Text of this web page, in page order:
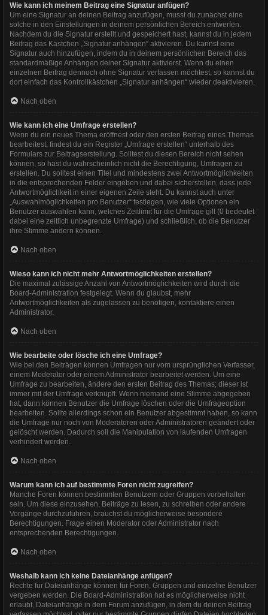
Wie kann ich meinem Beitrag eine Signatur anfügen?
Um eine Signatur an deinen Beitrag anzufügen, musst du zunächst eine
solche in den Einstellungen in deinem persönlichen Bereich entwerfen.
Nachdem du die Signatur erstellt und gespeichert hast, kannst du in jedem
Beitrag das Kästchen „Signatur anhängen“ aktivieren. Du kannst eine
Signatur auch hinzufügen, indem du in deinem persönlichen Bereich das
standardmäßige Anhängen deiner Signatur aktivierst. Wenn du einen
einzelnen Beitrag dennoch ohne Signatur verfassen möchtest, so kannst du
dort einfach das Kontrollkästchen „Signatur anhängen“ wieder deaktivieren.
Nach oben
Wie kann ich eine Umfrage erstellen?
Wenn du ein neues Thema eröffnest oder den ersten Beitrag eines Themas
bearbeitest, findest du ein Register „Umfrage erstellen“ unterhalb des
Formulars zur Beitragserstellung. Solltest du diesen Bereich nicht sehen
können, so hast du wahrscheinlich nicht die Berechtigung, Umfragen zu
erstellen. Du solltest einen Titel und mindestens zwei Antwortmöglichkeiten
in die entsprechenden Felder eingeben und dabei sicherstellen, dass jede
Antwortmöglichkeit in einer eigenen Zeile steht. Du kannst auch unter
„Auswahlmöglichkeiten pro Benutzer“ festlegen, wie viele Optionen ein
Benutzer auswählen kann, welches Zeitlimit für die Umfrage gilt (0 bedeutet
dabei eine zeitlich unbegrenzte Umfrage) und schließlich, ob die Benutzer
ihre Stimme ändern können.
Nach oben
Wieso kann ich nicht mehr Antwortmöglichkeiten erstellen?
Die maximal zulässige Anzahl von Antwortmöglichkeiten wird durch die
Board-Administration festgelegt. Wenn du glaubst, mehr
Antwortmöglichkeiten als zugelassen zu benötigen, kontaktiere einen
Administrator.
Nach oben
Wie bearbeite oder lösche ich eine Umfrage?
Wie bei den Beiträgen können Umfragen nur vom ursprünglichen Verfasser,
einem Moderator oder einem Administrator bearbeitet werden. Um eine
Umfrage zu bearbeiten, ändere den ersten Beitrag des Themas; dieser ist
immer mit der Umfrage verknüpft. Wenn niemand eine Stimme abgegeben
hat, dann können Benutzer die Umfrage löschen oder die Umfrageoption
bearbeiten. Sollte allerdings schon ein Benutzer abgestimmt haben, so kann
die Umfrage nur noch von Moderatoren oder Administratoren geändert oder
gelöscht werden. Dadurch soll die Manipulation von laufenden Umfragen
verhindert werden.
Nach oben
Warum kann ich auf bestimmte Foren nicht zugreifen?
Manche Foren können bestimmten Benutzern oder Gruppen vorbehalten
sein. Um diese einzusehen, Beiträge zu lesen, zu schreiben oder andere
Vorgänge durchzuführen, brauchst du möglicherweise besondere
Berechtigungen. Frage einen Moderator oder Administrator nach
entsprechenden Berechtigungen.
Nach oben
Weshalb kann ich keine Dateianhänge anfügen?
Rechte für Dateianhänge können für Foren, Gruppen und einzelne Benutzer
vergeben werden. Die Board-Administration hat es möglicherweise nicht
erlaubt, Dateianhänge in dem Forum anzufügen, in dem du deinen Beitrag